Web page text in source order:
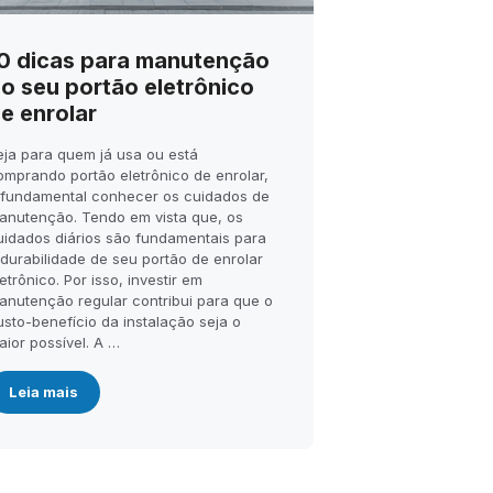
dicas para manutenção
seu portão eletrônico
enrolar
para quem já usa ou está
portão eletrônico de enrolar,
conhecer os cuidados de
Tendo em vista que, os
diários são fundamentais para
de seu portão de enrolar
Por isso, investir em
regular contribui para que o
benefício da instalação seja o
possível. A …
Leia mais